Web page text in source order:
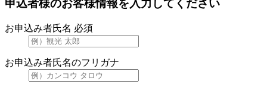
申込者様のお客様情報を入力してください
お申込み者氏名 必須
お申込み者氏名のフリガナ